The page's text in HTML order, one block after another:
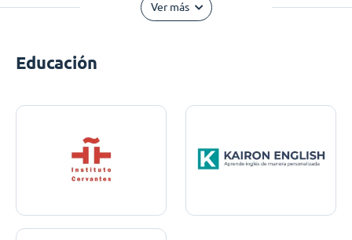
Ver más
Educación